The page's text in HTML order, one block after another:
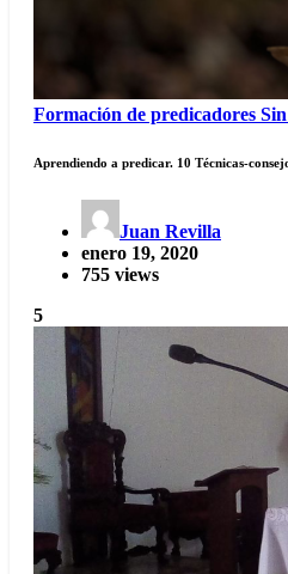
Formación de predicadores
Aprendiendo a predicar. 10 Técnicas-
Juan Revilla
enero 19, 2020
755 views
5